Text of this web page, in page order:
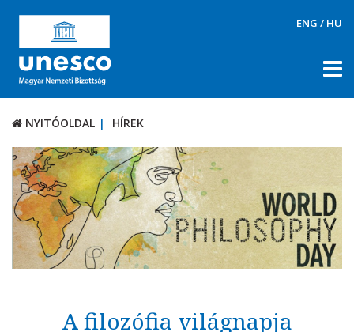
ENG / HU
NYITÓOLDAL HÍREK
RÓLUNK
TÉMÁK
DOKUMENTUMTÁR
PÁLYÁZATOK / DÍJAK
NYITÓOLDAL HÍREK
A filozófia világnapja